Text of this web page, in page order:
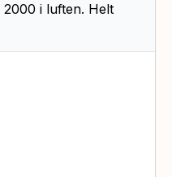
i luften. Helt